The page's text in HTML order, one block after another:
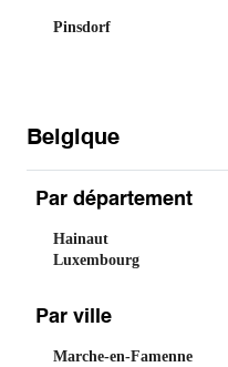
Pinsdorf
Belgique
Par département
Hainaut
Luxembourg
Par ville
Marche-en-Famenne